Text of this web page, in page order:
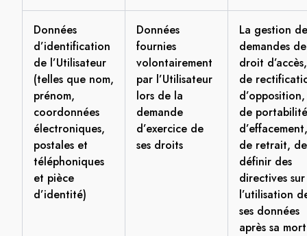
Données
d’identification
de l’Utilisateur
(telles que nom,
prénom,
coordonnées
électroniques,
postales et
téléphoniques
et pièce
d’identité)
Données
fournies
volontairement
par l’Utilisateur
lors de la
demande
d’exercice de
ses droits
La gestion
demandes de
droit d’accès,
de
d’opposition,
de
d’effacement,
de retrait, de
définir des
directives sur
l’utilisation
ses données
après sa mort